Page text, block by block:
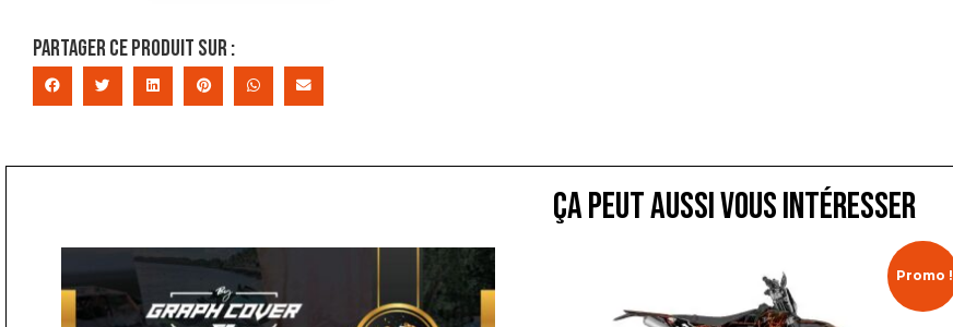
Partager ce produit sur :
ça peut aussi vous intéresser
Promo !